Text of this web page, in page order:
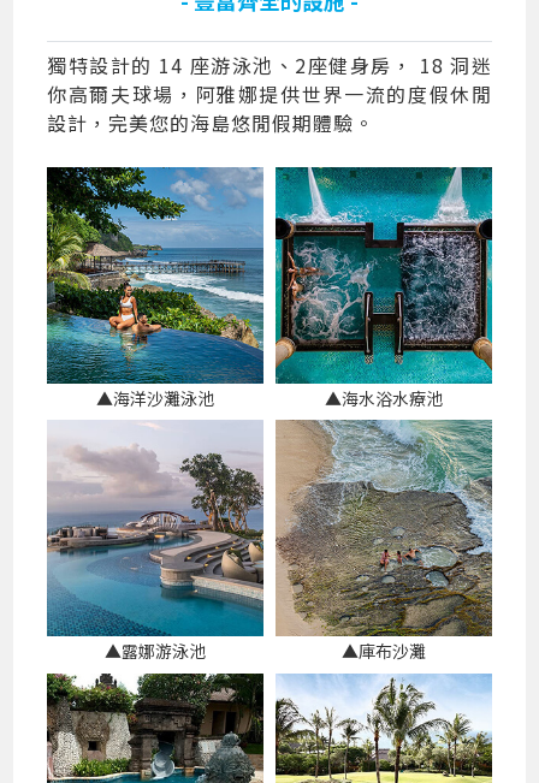
獨特設計的 14 座游泳池、2座健身房， 18 洞迷
你高爾夫球場，阿雅娜提供世界一流的度假休閒
設計，完美您的海島悠閒假期體驗。
▲海洋沙灘泳池 ▲海水浴水療池
▲露娜游泳池 ▲庫布沙灘